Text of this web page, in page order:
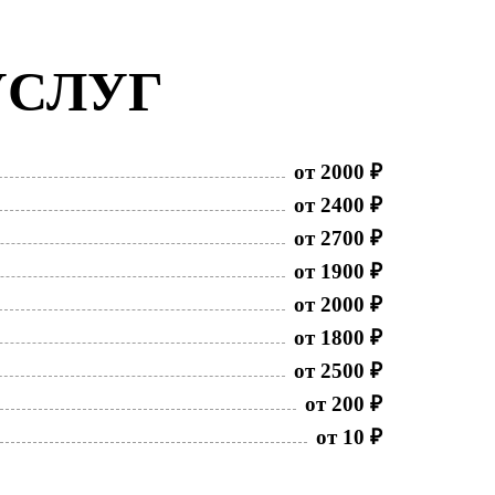
от 2000 ₽
от 2400 ₽
от 2700 ₽
от 1900 ₽
от 2000 ₽
от 1800 ₽
от 2500 ₽
от 200 ₽
от 10 ₽